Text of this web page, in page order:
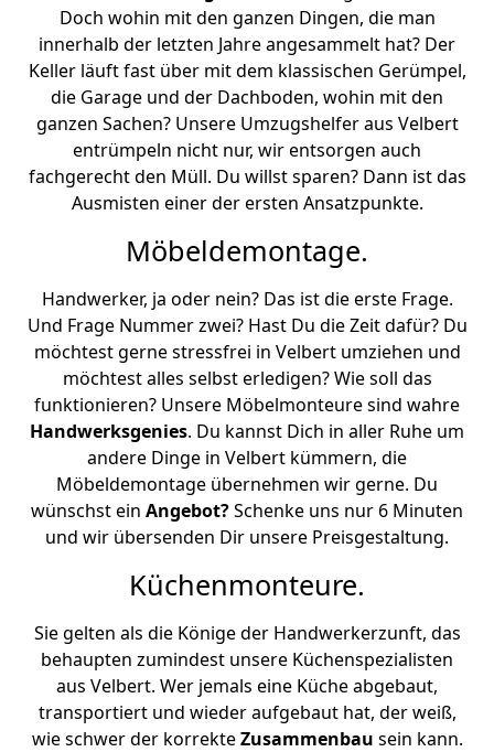
Doch wohin mit den ganzen Dingen, die man
innerhalb der letzten Jahre angesammelt hat? Der
Keller läuft fast über mit dem klassischen Gerümpel,
die Garage und der Dachboden, wohin mit den
ganzen Sachen? Unsere Umzugshelfer aus Velbert
entrümpeln nicht nur, wir entsorgen auch
fachgerecht den Müll. Du willst sparen? Dann ist das
Ausmisten einer der ersten Ansatzpunkte.
Möbeldemontage.
Handwerker, ja oder nein? Das ist die erste Frage.
Und Frage Nummer zwei? Hast Du die Zeit dafür? Du
möchtest gerne stressfrei in Velbert umziehen und
möchtest alles selbst erledigen? Wie soll das
funktionieren? Unsere Möbelmonteure sind wahre
Handwerksgenies. Du kannst Dich in aller Ruhe um
andere Dinge in Velbert kümmern, die
Möbeldemontage übernehmen wir gerne. Du
wünschst ein Angebot?Schenke uns nur 6 Minuten
und wir übersenden Dir unsere Preisgestaltung.
Küchenmonteure.
Sie gelten als die Könige der Handwerkerzunft, das
behaupten zumindest unsere Küchenspezialisten
aus Velbert. Wer jemals eine Küche abgebaut,
transportiert und wieder aufgebaut hat, der weiß,
wie schwer der korrekteZusammenbau sein kann.